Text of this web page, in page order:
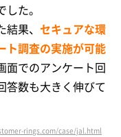
た。
果、 セキュアな環
ト調査の実施が可能
面でのアンケート回
答数も大きく伸びて
rings.com/case/jal.html